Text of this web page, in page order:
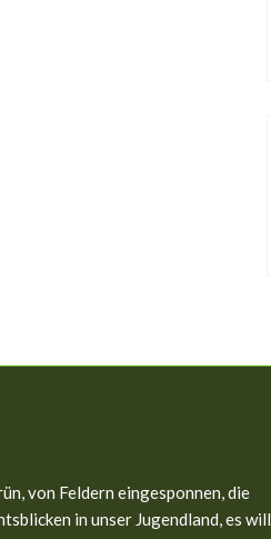
von Feldern eingesponnen, die
in unser Jugendland, es will